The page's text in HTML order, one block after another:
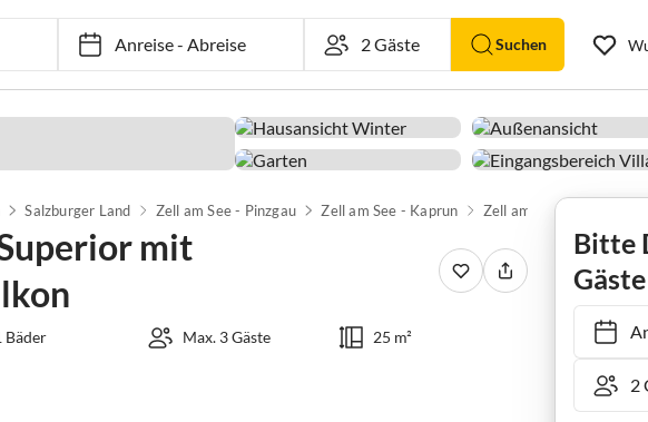
Anreise-Abreise Suchen
Salzburger Land Zell am See - Pinzgau Zell am See - Kaprun Zell am See
mit
Bäder Max. 3 Gäste 25 m²
Bitte